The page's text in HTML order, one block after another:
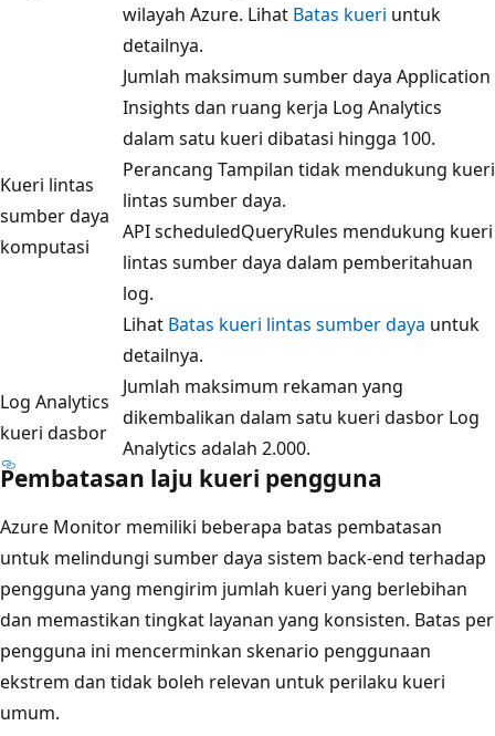
wilayah Azure. Lihat Batas kueri untuk
detailnya.
Kueri lintas
sumber daya
komputasi
Jumlah maksimum sumber daya Application
Insights dan ruang kerja Log Analytics
dalam satu kueri dibatasi hingga 100.
Perancang Tampilan tidak mendukung kueri
lintas sumber daya.
API scheduledQueryRules mendukung kueri
lintas sumber daya dalam pemberitahuan
log.
Lihat Batas kueri lintas sumber daya untuk
detailnya.
Log Analytics
kueri dasbor
Jumlah maksimum rekaman yang
dikembalikan dalam satu kueri dasbor Log
Analytics adalah 2.000.
Pembatasan laju kueri pengguna
Azure Monitor memiliki beberapa batas pembatasan
untuk melindungi sumber daya sistem back-end terhadap
pengguna yang mengirim jumlah kueri yang berlebihan
dan memastikan tingkat layanan yang konsisten. Batas per
pengguna ini mencerminkan skenario penggunaan
ekstrem dan tidak boleh relevan untuk perilaku kueri
umum.